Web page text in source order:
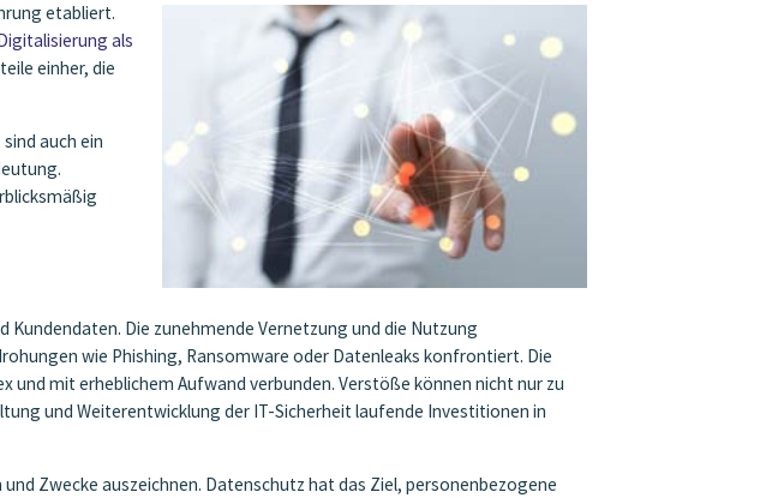
etabliert.
als
einher, die
auch ein
Die zunehmende Vernetzung und die Nutzung
wie Phishing, Ransomware oder Datenleaks konfrontiert. Die
mit erheblichem Aufwand verbunden. Verstöße können nicht nur zu
und Weiterentwicklung der IT-Sicherheit laufende Investitionen in
Zwecke auszeichnen. Datenschutz hat das Ziel, personenbezogene